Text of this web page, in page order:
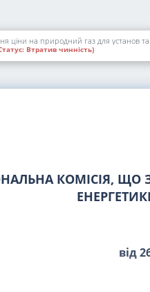
ціни на природний газ для установ
Втратив чинність)
КОМІСІЯ, ЩО
від